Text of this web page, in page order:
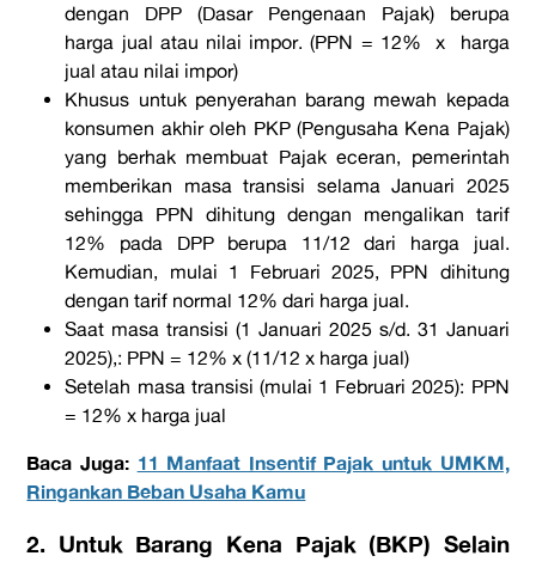
dengan DPP (Dasar Pengenaan Pajak) berupa
harga jual atau nilai impor.(PPN = 12% x harga
jual atau nilai impor)
Khusus untuk penyerahan barang mewah kepada
konsumen akhir oleh PKP (Pengusaha Kena Pajak)
yang berhak membuat Pajak eceran, pemerintah
memberikan masa transisi selama Januari 2025
sehingga PPN dihitung dengan mengalikan tarif
12% pada DPP berupa 11/12 dari harga jual.
Kemudian, mulai 1 Februari 2025, PPN dihitung
dengan tarif normal 12% dari harga jual.
Saat masa transisi (1 Januari 2025 s/d. 31 Januari
2025),: PPN = 12% x (11/12 x harga jual)
Setelah masa transisi (mulai 1 Februari 2025): PPN
= 12% x harga jual
Baca Juga: 11 Manfaat Insentif Pajak untuk UMKM,
Ringankan Beban Usaha Kamu
2. Untuk Barang Kena Pajak (BKP) Selain